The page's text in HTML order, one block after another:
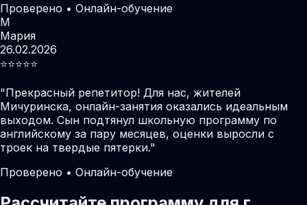
Проверено • Онлайн-обучение
М
Мария
26.02.2026
⭐️⭐️⭐️⭐️⭐️
"Прекрасный репетитор! Для нас, жителей
Мичуринска, онлайн-занятия оказались идеальным
выходом. Сын подтянул школьную программу по
английскому за пару месяцев, оценки выросли с
троек на твердые пятерки."
Проверено • Онлайн-обучение